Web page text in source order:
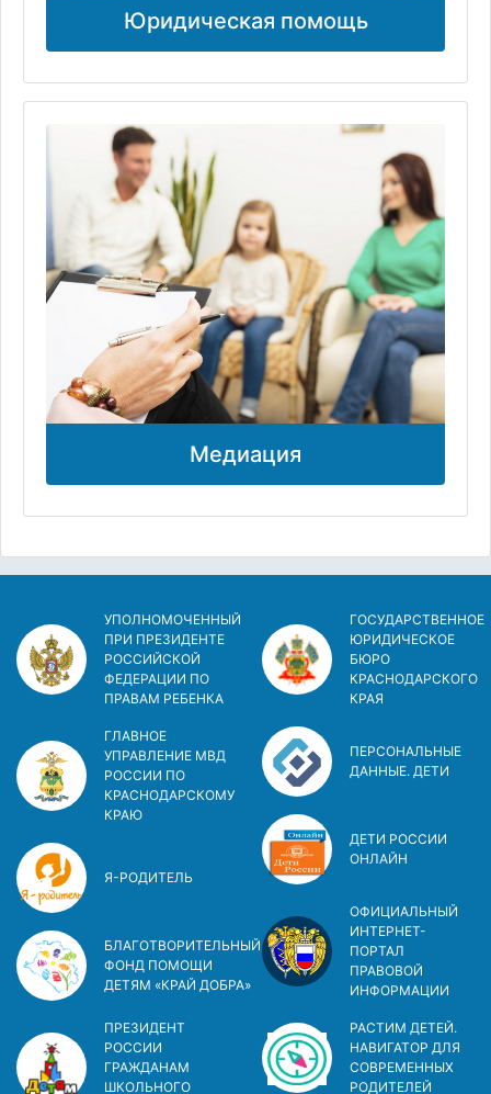
Юридическая помощь
Медиация
УПОЛНОМОЧЕННЫЙ
ПРИ ПРЕЗИДЕНТЕ
РОССИЙСКОЙ
ФЕДЕРАЦИИ ПО
ПРАВАМ РЕБЕНКА
ГЛАВНОЕ
УПРАВЛЕНИЕ МВД
РОССИИ ПО
КРАСНОДАРСКОМУ
КРАЮ
Я-РОДИТЕЛЬ
БЛАГОТВОРИТЕЛЬНЫЙ
ФОНД ПОМОЩИ
ДЕТЯМ «КРАЙ ДОБРА»
ПРЕЗИДЕНТ
РОССИИ
ГРАЖДАНАМ
ШКОЛЬНОГО
ГОСУДАРСТВЕННОЕ
ЮРИДИЧЕСКОЕ
БЮРО
КРАСНОДАРСКОГО
КРАЯ
ПЕРСОНАЛЬНЫЕ
ДАННЫЕ. ДЕТИ
ДЕТИ РОССИИ
ОНЛАЙН
ОФИЦИАЛЬНЫЙ
ИНТЕРНЕТ-
ПОРТАЛ
ПРАВОВОЙ
ИНФОРМАЦИИ
РАСТИМ ДЕТЕЙ.
НАВИГАТОР ДЛЯ
СОВРЕМЕННЫХ
РОДИТЕЛЕЙ